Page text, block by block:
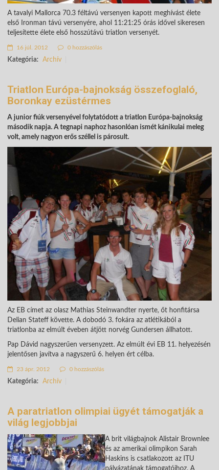
A tavalyi Mallorca 70.3 féltávú versenyen kapott meghívást élete
első Ironman távú versenyére, ahol 11:21:25 órás idővel sikeresen
teljesítette élete első hosszútávú triatlon versenyét.
16 júl. 2012 0 hozzászólás
Kategória: Archív
Triatlon Európa-bajnokság összefoglaló,
Boronkay ezüstérmes
A junior fiúk versenyével folytatódott a triatlon Európa-bajnokság
második napja. A tegnapi naphoz hasonlóan ismét kánikulai meleg
volt, amely nagyon erős széllel is párosult.
Az EB címet az olasz Mathias Steinwandter nyerte, őt honfitársa
Delian Stateff követte. A dobodó 3. fokára az atlétikából a
triatlonba az elmúlt éveben átjött norvég Gundersen állhatott.
Pap Dávid nagyszerűen versenyzett. Az elmúlt évi EB 11. helyezésén
jelentősen javítva a nagyszerű 6. helyen ért célba.
23 ápr. 2012 0 hozzászólás
Kategória: Archív
A paratriatlon olimpiai ügyét támogatják a
világ legjobbjai
A brit világbajnok Alistair Brownlee
és az amerikai olimpikon Sarah
Haskins is csatlakozott az ITU